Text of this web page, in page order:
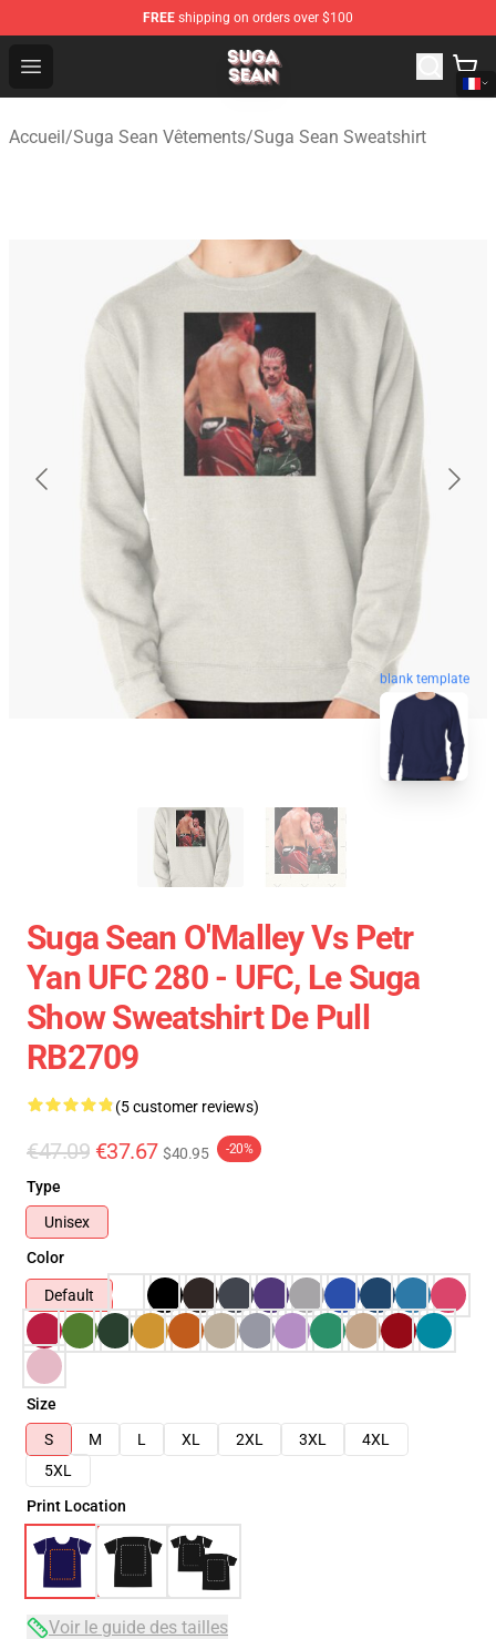
FREE shipping on orders over $100
Open menu
Suga Sean Shop - Official Suga Sean Merchandise Store
Accueil/Suga Sean Vêtements/Suga Sean Sweatshirt
blank template
Suga Sean O'Malley Vs Petr
Yan UFC 280 - UFC, Le Suga
Show Sweatshirt De Pull
RB2709
(5 customer reviews)
€47.09 €37.67 $40.95 -20%
Type
Unisex
Color
Default
Size
S
M L XL 2XL 3XL
4XL
5XL
Print Location
Voir le guide des tailles